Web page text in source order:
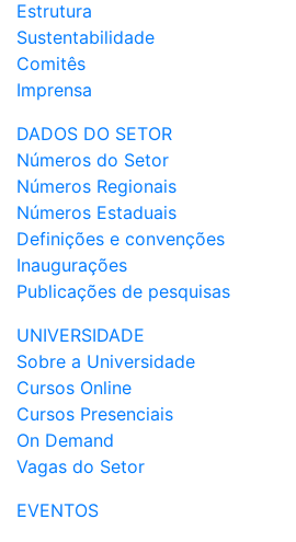
Estrutura
Sustentabilidade
Comitês
Imprensa
DADOS DO SETOR
Números do Setor
Números Regionais
Números Estaduais
Definições e convenções
Inaugurações
Publicações de pesquisas
UNIVERSIDADE
Sobre a Universidade
Cursos Online
Cursos Presenciais
On Demand
Vagas do Setor
EVENTOS